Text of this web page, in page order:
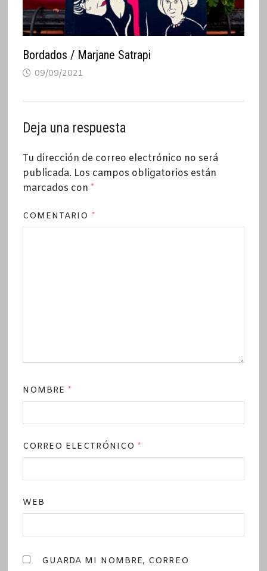
Bordados / Marjane Satrapi
09/09/2021
Deja una respuesta
Tu dirección de correo electrónico no será
publicada. Los campos obligatorios están
marcados con *
COMENTARIO *
NOMBRE*
CORREO ELECTRÓNICO*
WEB
GUARDA MI NOMBRE, CORREO